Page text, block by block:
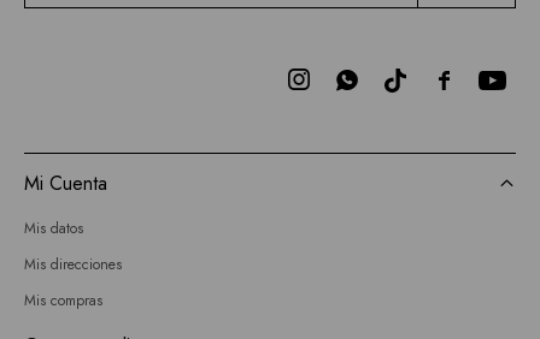

 
Mi Cuenta
Mis datos
Mis direcciones
Mis compras